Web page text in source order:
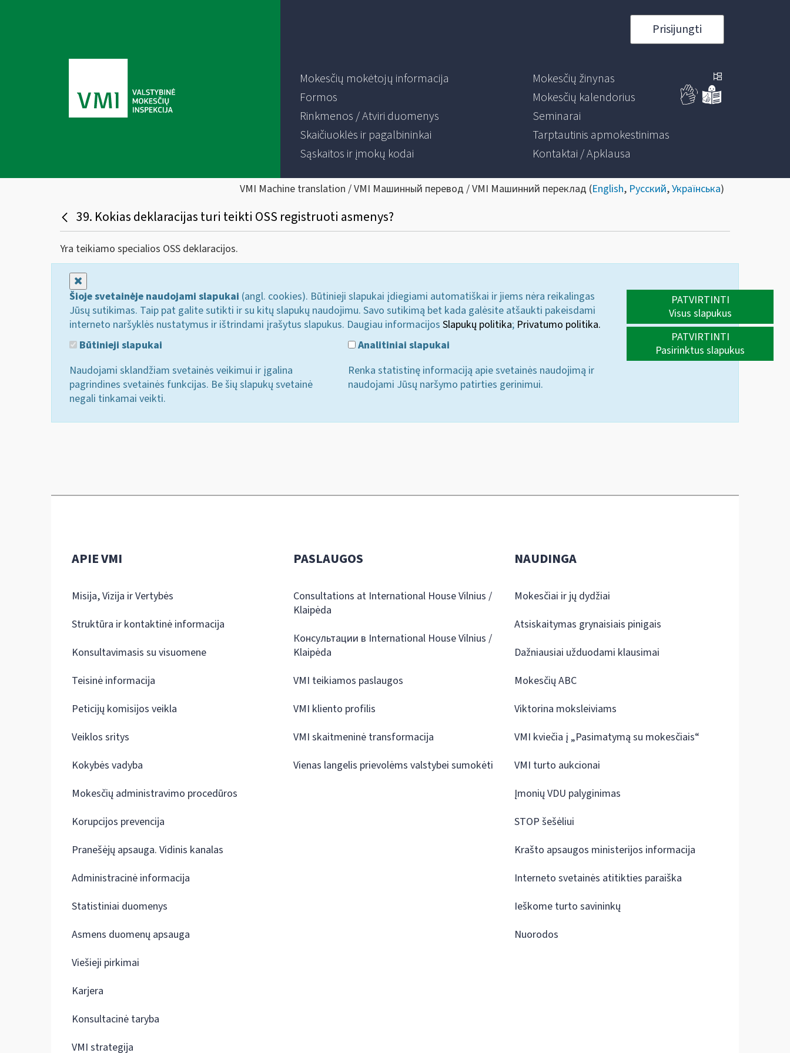
Prisijungti
Mokesčių mokėtojų informacija
Formos
Rinkmenos / Atviri duomenys
Skaičiuoklės ir pagalbininkai
Sąskaitos ir įmokų kodai
Mokesčių žinynas
Mokesčių kalendorius
Seminarai
Tarptautinis apmokestinimas
Kontaktai / Apklausa
VMI Machine translation / VMI Машинный перевод / VMI Машинний переклад (English, Русский,Українська)
39. Kokias deklaracijas turi teikti OSS registruoti asmenys?
Yra teikiamo specialios OSS deklaracijos.
Šioje svetainėje naudojami slapukai (angl. cookies). Būtinieji slapukai įdiegiami automatiškai ir jiems nėra reikalingas
Jūsų sutikimas. Taip pat galite sutikti ir su kitų slapukų naudojimu. Savo sutikimą bet kada galėsite atšaukti pakeisdami
interneto naršyklės nustatymus ir ištrindami įrašytus slapukus. Daugiau informacijos Slapukų politika; Privatumo politika.
Būtinieji slapukai
Naudojami sklandžiam svetainės veikimui ir įgalina
pagrindines svetainės funkcijas. Be šių slapukų svetainė
negali tinkamai veikti.
Analitiniai slapukai
Renka statistinę informaciją apie svetainės naudojimą ir
naudojami Jūsų naršymo patirties gerinimui.
PATVIRTINTI
Visus slapukus
PATVIRTINTI
Pasirinktus slapukus
APIE VMI
Misija, Vizija ir Vertybės
Struktūra ir kontaktinė informacija
Konsultavimasis su visuomene
Teisinė informacija
Peticijų komisijos veikla
Veiklos sritys
Kokybės vadyba
Mokesčių administravimo procedūros
Korupcijos prevencija
Pranešėjų apsauga. Vidinis kanalas
Administracinė informacija
Statistiniai duomenys
Asmens duomenų apsauga
Viešieji pirkimai
Karjera
Konsultacinė taryba
VMI strategija
PASLAUGOS
Consultations at International House Vilnius /
Klaipėda
Консультации в International House Vilnius /
Klaipėda
VMI teikiamos paslaugos
VMI kliento profilis
VMI skaitmeninė transformacija
Vienas langelis prievolėms valstybei sumokėti
NAUDINGA
Mokesčiai ir jų dydžiai
Atsiskaitymas grynaisiais pinigais
Dažniausiai užduodami klausimai
Mokesčių ABC
Viktorina moksleiviams
VMI kviečia į „Pasimatymą su mokesčiais“
VMI turto aukcionai
Įmonių VDU palyginimas
STOP šešėliui
Krašto apsaugos ministerijos informacija
Interneto svetainės atitikties paraiška
Ieškome turto savininkų
Nuorodos